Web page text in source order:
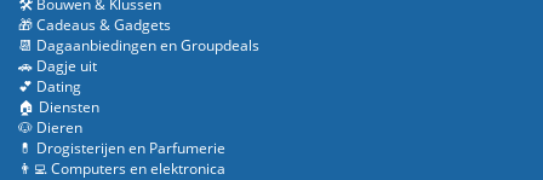
🛠️ Bouwen & Klussen
🎁 Cadeaus & Gadgets
📆 Dagaanbiedingen en Groupdeals
🚗 Dagje uit
💕 Dating
🏠 Diensten
🐶 Dieren
💊 Drogisterijen en Parfumerie
👨‍💻 Computers en elektronica